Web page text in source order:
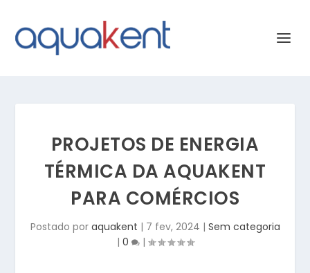
PROJETOS DE ENERGIA
TÉRMICA DA AQUAKENT
PARA COMÉRCIOS
Postado por aquakent | 7 fev, 2024 | Sem categoria
| 0 |